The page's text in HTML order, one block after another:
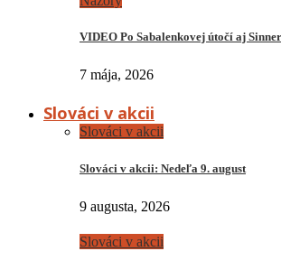
VIDEO Po Sabalenkovej útočí aj
7 mája, 2026
Slováci v akcii
Slováci v akcii
Slováci v akcii: Nedeľa 9. august
9 augusta, 2026
Slováci v akcii